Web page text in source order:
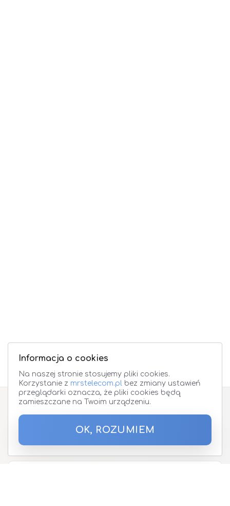
Zapisz się do Newslettera
Podaj proszę adres email
Informacja o cookies
Na naszej stronie stosujemy pliki cookies.
Korzystanie z mrstelecom.pl bez zmiany ustawień
przeglądarki oznacza, że pliki cookies będą
zamieszczane na Twoim urządzeniu.
OK, ROZUMIEM